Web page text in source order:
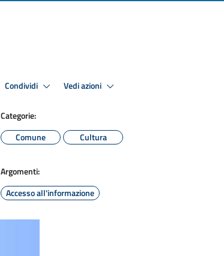
Condividi Vedi azioni
Categorie:
Comune
Cultura
Argomenti:
Accesso all'informazione